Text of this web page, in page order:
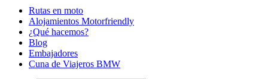
Rutas en moto
Alojamientos Motorfriendly
¿Qué hacemos?
Blog
Embajadores
Cuna de Viajeros BMW